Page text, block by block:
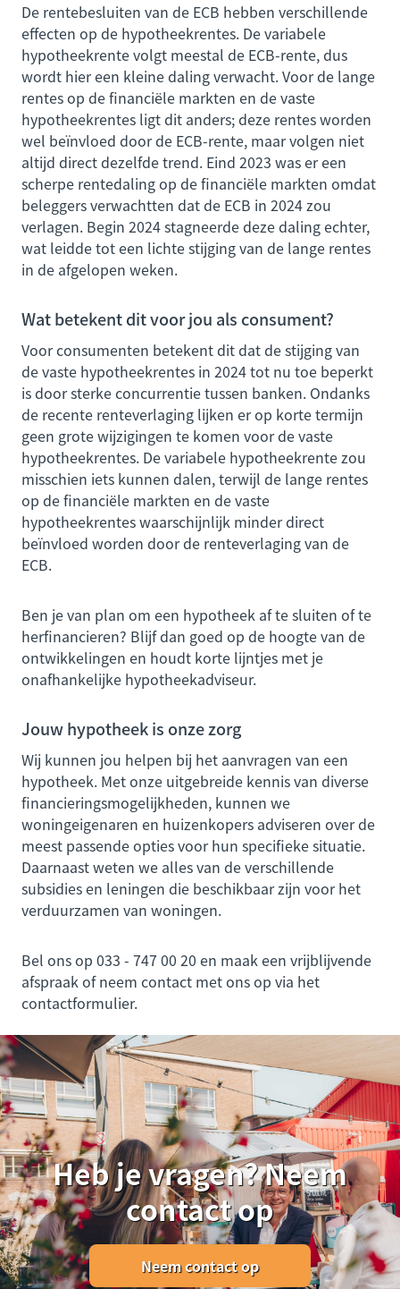
De rentebesluiten van de ECB hebben verschillende
effecten op de hypotheekrentes. De variabele
hypotheekrente volgt meestal de ECB-rente, dus
wordt hier een kleine daling verwacht. Voor de lange
rentes op de financiële markten en de vaste
hypotheekrentes ligt dit anders; deze rentes worden
wel beïnvloed door de ECB-rente, maar volgen niet
altijd direct dezelfde trend. Eind 2023 was er een
scherpe rentedaling op de financiële markten omdat
beleggers verwachtten dat de ECB in 2024 zou
verlagen. Begin 2024 stagneerde deze daling echter,
wat leidde tot een lichte stijging van de lange rentes
in de afgelopen weken.
Wat betekent dit voor jou als consument?
Voor consumenten betekent dit dat de stijging van
de vaste hypotheekrentes in 2024 tot nu toe beperkt
is door sterke concurrentie tussen banken. Ondanks
de recente renteverlaging lijken er op korte termijn
geen grote wijzigingen te komen voor de vaste
hypotheekrentes. De variabele hypotheekrente zou
misschien iets kunnen dalen, terwijl de lange rentes
op de financiële markten en de vaste
hypotheekrentes waarschijnlijk minder direct
beïnvloed worden door de renteverlaging van de
ECB.
Ben je van plan om een hypotheek af te sluiten of te
herfinancieren? Blijf dan goed op de hoogte van de
ontwikkelingen en houdt korte lijntjes met je
onafhankelijke hypotheekadviseur.
Jouw hypotheek is onze zorg
Wij kunnen jou helpen bij het aanvragen van een
hypotheek. Met onze uitgebreide kennis van diverse
financieringsmogelijkheden, kunnen we
woningeigenaren en huizenkopers adviseren over de
meest passende opties voor hun specifieke situatie.
Daarnaast weten we alles van de verschillende
subsidies en leningen die beschikbaar zijn voor het
verduurzamen van woningen.
Bel ons op 033 - 747 00 20 en maak een vrijblijvende
afspraak of neem contact met ons op via het
contactformulier.
Heb je vragen? Neem
contact op
Neem contact op